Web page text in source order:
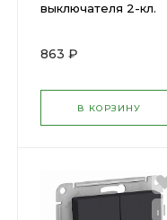
выключателя 2-кл.
SxhE ( 1240549 )
863 ₽
В КОРЗИНУ